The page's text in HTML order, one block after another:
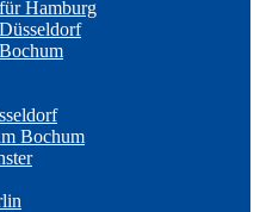
Hamburg
Bochum